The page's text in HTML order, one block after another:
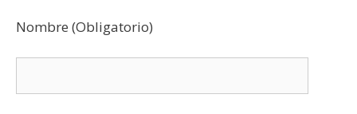
Nombre (Obligatorio)